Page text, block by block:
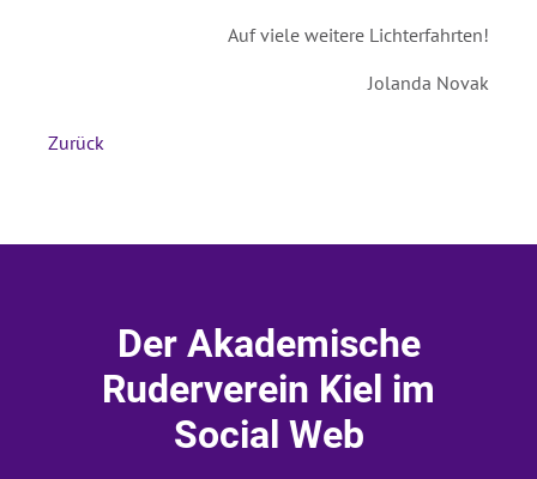
Auf viele weitere Lichterfahrten!
Jolanda Novak
Zurück
Der Akademische
Ruderverein Kiel im
Social Web